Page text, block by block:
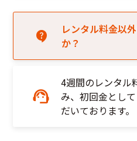
レンタル料金以
か？
4週間のレンタル
み、初回金とし
だいております。